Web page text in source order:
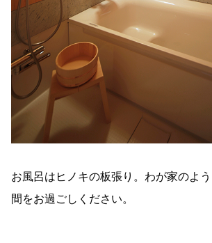
お風呂はヒノキの板張り。わが家のよ
間をお過ごしください。